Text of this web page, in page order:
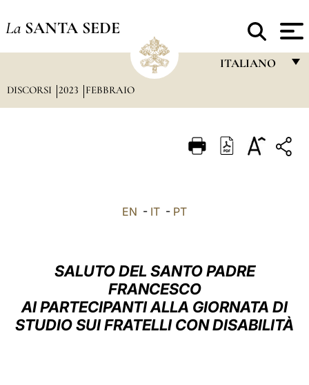
La SANTA SEDE
ITALIANO
ITALIANO
العربيّة
中文
LATINE
DISCORSI 2023 FEBBRAIO
EN - IT - PT
SALUTO DEL SANTO PADRE
FRANCESCO
AI PARTECIPANTI ALLA GIORNATA DI
STUDIO SUI FRATELLI CON DISABILITÀ